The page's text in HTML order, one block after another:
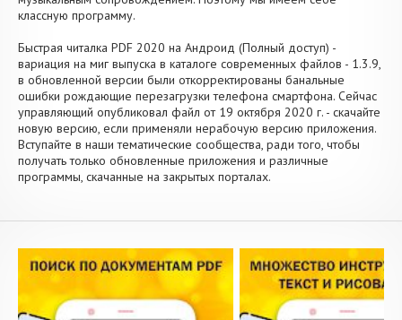
классную программу.
Быстрая читалка PDF 2020 на Андроид (Полный доступ) -
вариация на миг выпуска в каталоге современных файлов - 1.3.9,
в обновленной версии были откорректированы банальные
ошибки рождающие перезагрузки телефона смартфона. Сейчас
управляющий опубликовал файл от 19 октября 2020 г. - скачайте
новую версию, если применяли нерабочую версию приложения.
Вступайте в наши тематические сообщества, ради того, чтобы
получать только обновленные приложения и различные
программы, скачанные на закрытых порталах.